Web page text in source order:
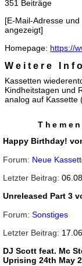
351 Beiträge
[E-Mail-Adresse
angezeigt]
Homepage: https://
Weitere
Kassetten
Kindheitstagen und
analog auf Kassette
Happy Birthday!
Neue
Unreleased Part 3
Sonstiges
DJ Scott feat. Mc
Uprising 24th May